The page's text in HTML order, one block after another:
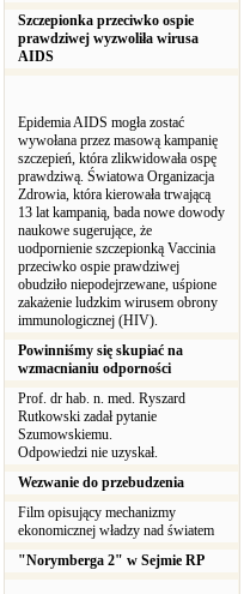
Szczepionka przeciwko ospie
prawdziwej wyzwoliła wirusa
AIDS
Epidemia AIDS mogła zostać
wywołana przez masową kampanię
szczepień, która zlikwidowała ospę
prawdziwą. Światowa Organizacja
Zdrowia, która kierowała trwającą
13 lat kampanią, bada nowe dowody
naukowe sugerujące, że
uodpornienie szczepionką Vaccinia
przeciwko ospie prawdziwej
obudziło niepodejrzewane, uśpione
zakażenie ludzkim wirusem obrony
immunologicznej (HIV).
Powinniśmy się skupiać na
wzmacnianiu odporności
Prof. dr hab. n. med. Ryszard
Rutkowski zadał pytanie
Szumowskiemu.
Odpowiedzi nie uzyskał.
Wezwanie do przebudzenia
Film opisujący mechanizmy
ekonomicznej władzy nad światem
"Norymberga 2" w Sejmie RP